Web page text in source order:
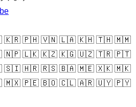
🇰🇷 🇵🇭 🇻🇳 🇱🇦 🇰🇭 🇹🇭 🇲🇲
🇳🇵 🇱🇰 🇰🇿 🇰🇬 🇺🇿 🇹🇷 🇵🇹
🇸🇮 🇭🇷 🇷🇸 🇧🇦 🇲🇪 🇽🇰 🇲🇰
🇲🇽 🇵🇪 🇧🇴 🇨🇱 🇦🇷 🇺🇾 🇵🇾